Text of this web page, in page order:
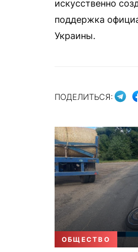
искусственно
поддержка
Украины.
ПОДЕЛИТЬСЯ:
ОБЩЕСТВО